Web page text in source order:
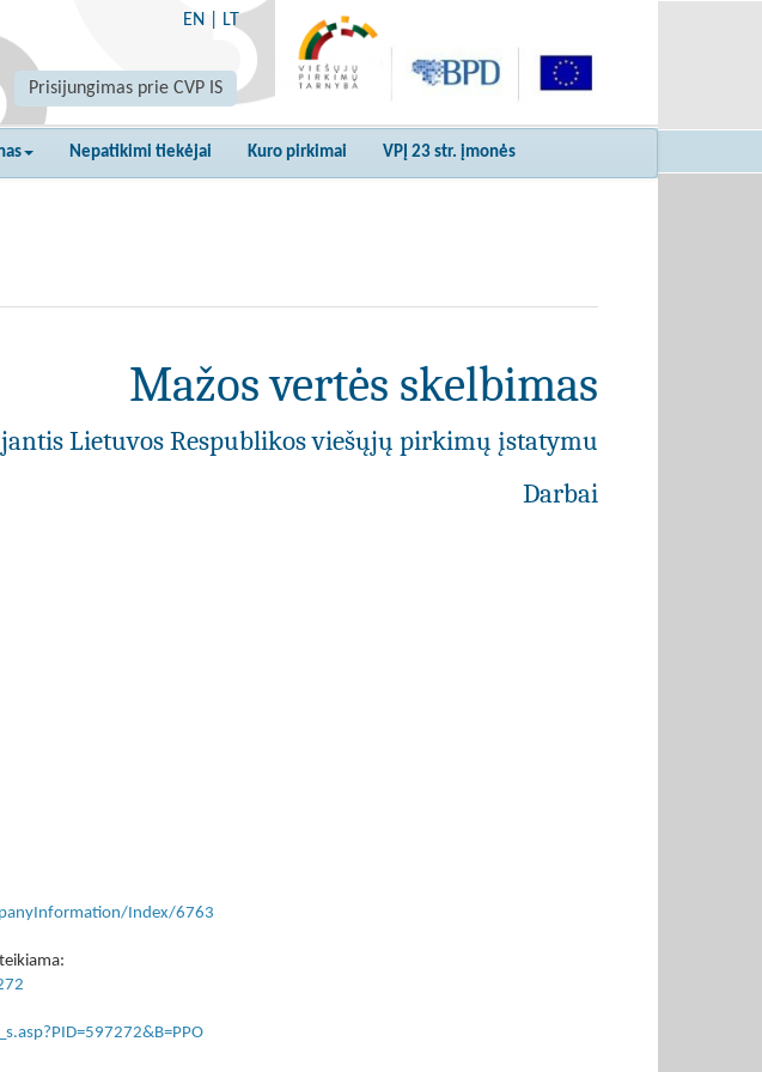
EN LT
Prisijungimas prie CVP IS
Nepatikimi tiekėjai Kuro pirkimai VPĮ 23 str. įmonės
Mažos vertės skelbimas
Lietuvos Respublikos viešųjų pirkimų įstatymu
Darbai
Index/6763